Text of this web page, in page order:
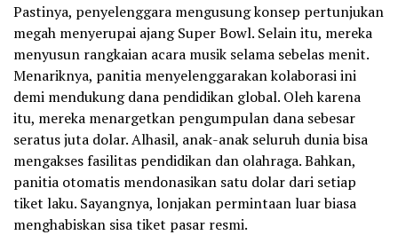
Pastinya, penyelenggara mengusung konsep pertunjukan
megah menyerupai ajang Super Bowl. Selain itu, mereka
menyusun rangkaian acara musik selama sebelas menit.
Menariknya, panitia menyelenggarakan kolaborasi ini
demi mendukung dana pendidikan global. Oleh karena
itu, mereka menargetkan pengumpulan dana sebesar
seratus juta dolar. Alhasil, anak-anak seluruh dunia bisa
mengakses fasilitas pendidikan dan olahraga. Bahkan,
panitia otomatis mendonasikan satu dolar dari setiap
tiket laku. Sayangnya, lonjakan permintaan luar biasa
menghabiskan sisa tiket pasar resmi.